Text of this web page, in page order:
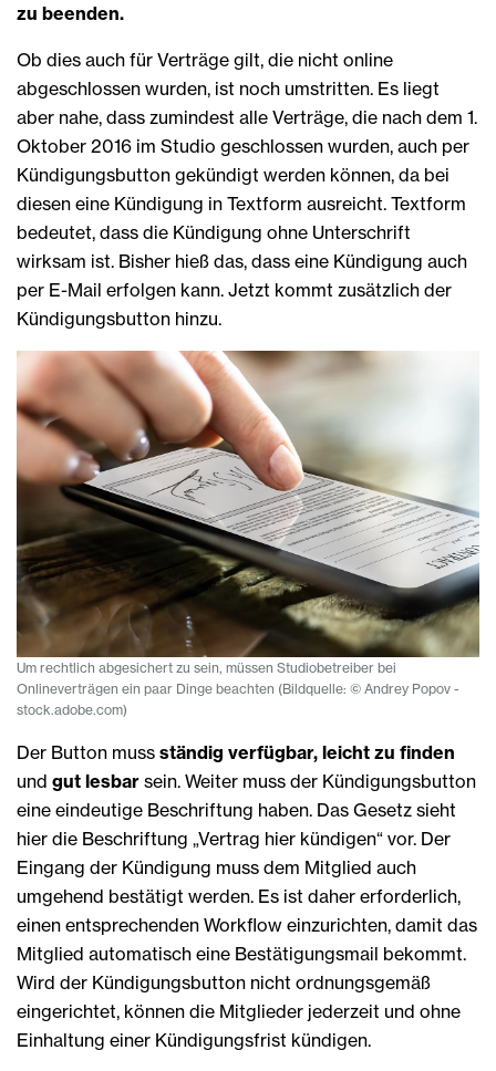
zu beenden.
Ob dies auch für Verträge gilt, die nicht online
abgeschlossen wurden, ist noch umstritten. Es liegt
aber nahe, dass zumindest alle Verträge, die nach dem 1.
Oktober 2016 im Studio geschlossen wurden, auch per
Kündigungsbutton gekündigt werden können, da bei
diesen eine Kündigung in Textform ausreicht. Textform
bedeutet, dass die Kündigung ohne Unterschrift
wirksam ist. Bisher hieß das, dass eine Kündigung auch
per E-Mail erfolgen kann. Jetzt kommt zusätzlich der
Kündigungsbutton hinzu.
Um rechtlich abgesichert zu sein, müssen Studiobetreiber bei
Onlineverträgen ein paar Dinge beachten (Bildquelle: © Andrey Popov -
stock.adobe.com)
Der Button muss ständig verfügbar, leicht zu finden
und gut lesbar sein. Weiter muss der Kündigungsbutton
eine eindeutige Beschriftung haben. Das Gesetz sieht
hier die Beschriftung „Vertrag hier kündigen“ vor. Der
Eingang der Kündigung muss dem Mitglied auch
umgehend bestätigt werden. Es ist daher erforderlich,
einen entsprechenden Workflow einzurichten, damit das
Mitglied automatisch eine Bestätigungsmail bekommt.
Wird der Kündigungsbutton nicht ordnungsgemäß
eingerichtet, können die Mitglieder jederzeit und ohne
Einhaltung einer Kündigungsfrist kündigen.